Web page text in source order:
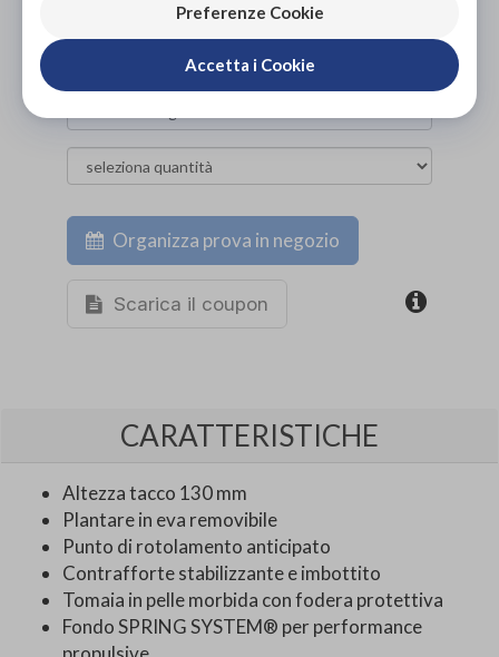
ACQUISTA ONLINE
NON DISPONIBILE
Organizza prova in negozio
Scarica il coupon
CARATTERISTICHE
Altezza tacco 130 mm
Plantare in eva removibile
Punto di rotolamento anticipato
Contrafforte stabilizzante e imbottito
Tomaia in pelle morbida con fodera protettiva
Fondo SPRING SYSTEM® per performance
Preferenze Cookie
Accetta i Cookie